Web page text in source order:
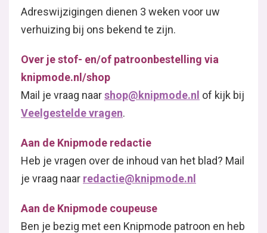
Adreswijzigingen dienen 3 weken voor uw
verhuizing bij ons bekend te zijn.
Over je stof- en/of patroonbestelling via
knipmode.nl/shop
Mail je vraag naarshop@knipmode.nl of kijk bij
Veelgestelde vragen.
Aan de Knipmode redactie
Heb je vragen over de inhoud van het blad? Mail
je vraag naar redactie@knipmode.nl
Aan de Knipmode coupeuse
Ben je bezig met een Knipmode patroon en heb